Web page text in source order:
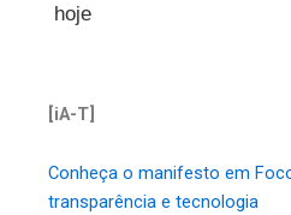
hoje
[iA-T]
Conheça o manifesto em
transparência e tecnologia